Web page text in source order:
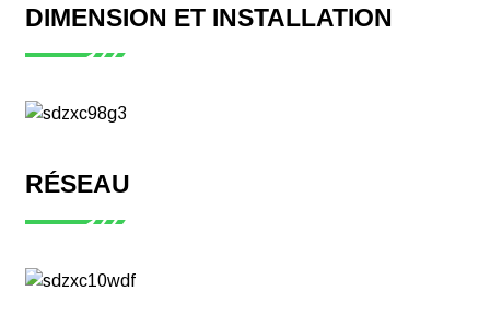
DIMENSION ET INSTALLATION
RÉSEAU